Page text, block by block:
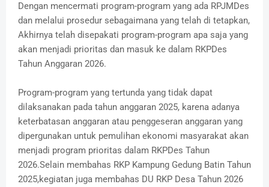
Dengan mencermati program-program yang ada RPJMDes
dan melalui prosedur sebagaimana yang telah di tetapkan,
Akhirnya telah disepakati program-program apa saja yang
akan menjadi prioritas dan masuk ke dalam RKPDes
Tahun Anggaran 2026.
Program-program yang tertunda yang tidak dapat
dilaksanakan pada tahun anggaran 2025, karena adanya
keterbatasan anggaran atau penggeseran anggaran yang
dipergunakan untuk pemulihan ekonomi masyarakat akan
menjadi program prioritas dalam RKPDes Tahun
2026.Selain membahas RKP Kampung Gedung Batin Tahun
2025,kegiatan juga membahas DU RKP Desa Tahun 2026